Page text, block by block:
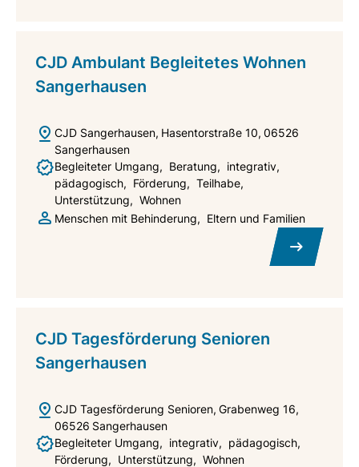
CJD Ambulant Begleitetes Wohnen
Sangerhausen
CJD Sangerhausen Hasentorstraße 10 06526
Sangerhausen
Begleiteter Umgang
Beratung
integrativ
pädagogisch
Förderung
Teilhabe
Unterstützung
Wohnen
Menschen mit Behinderung
Eltern und Familien
CJD Tagesförderung Senioren
Sangerhausen
CJD Tagesförderung Senioren Grabenweg 16
06526 Sangerhausen
Begleiteter Umgang
integrativ
pädagogisch
Förderung
Unterstützung
Wohnen